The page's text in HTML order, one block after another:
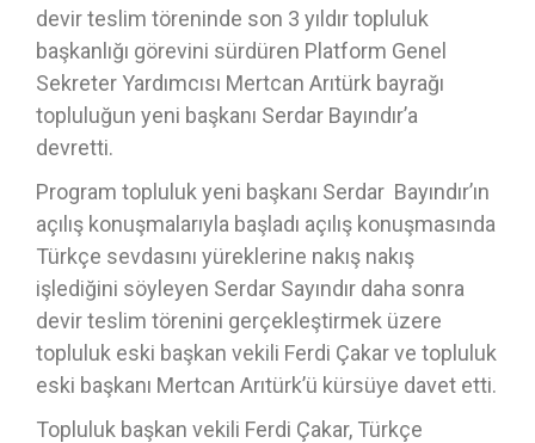
devir teslim töreninde son 3 yıldır topluluk
başkanlığı görevini sürdüren Platform Genel
Sekreter Yardımcısı Mertcan Arıtürk bayrağı
topluluğun yeni başkanı Serdar Bayındır’a
devretti.
Program topluluk yeni başkanı Serdar Bayındır’ın
açılış konuşmalarıyla başladı açılış konuşmasında
Türkçe sevdasını yüreklerine nakış nakış
işlediğini söyleyen Serdar Sayındır daha sonra
devir teslim törenini gerçekleştirmek üzere
topluluk eski başkan vekili Ferdi Çakar ve topluluk
eski başkanı Mertcan Arıtürk’ü kürsüye davet etti.
Topluluk başkan vekili Ferdi Çakar, Türkçe